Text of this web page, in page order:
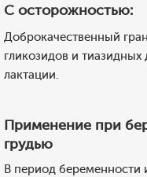
С осторожностью:
Доброкачественный
гликозидов и
лактации.
Применение при
грудью
В период беременности